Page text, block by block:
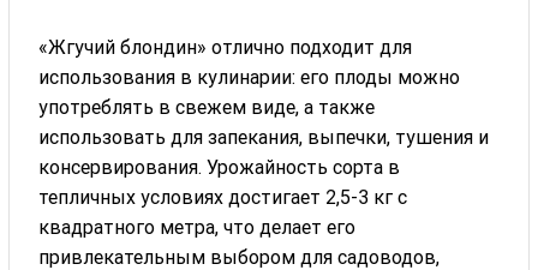
«Жгучий блондин» отлично подходит для
использования в кулинарии: его плоды можно
употреблять в свежем виде, а также
использовать для запекания, выпечки, тушения и
консервирования. Урожайность сорта в
тепличных условиях достигает 2,5-3 кг с
квадратного метра, что делает его
привлекательным выбором для садоводов,